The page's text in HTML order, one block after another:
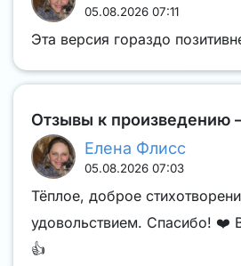
05.08.2026 07:11
Эта версия гораздо
Отзывы к произведению
Елена Флисс
05.08.2026 07:03
Тёплое, доброе
удовольствием. Спасибо! ❤️
👍